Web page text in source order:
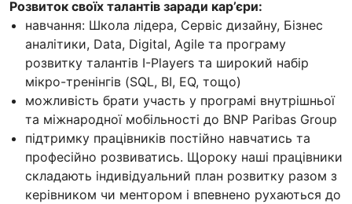
Розвиток своїх талантів заради кар’єри:
навчання: Школа лідера, Сервіс дизайну, Бізнес
аналітики, Data, Digital, Agile та програму
розвитку талантів I-Players та широкий набір
мікро-тренінгів (SQL, BI, EQ, тощо)
можливість брати участь у програмі внутрішньої
та міжнародної мобільності до BNP Paribas Group
підтримку працівників постійно навчатись та
професійно розвиватись. Щороку наші працівники
складають індивідуальний план розвитку разом з
керівником чи ментором і впевнено рухаються до